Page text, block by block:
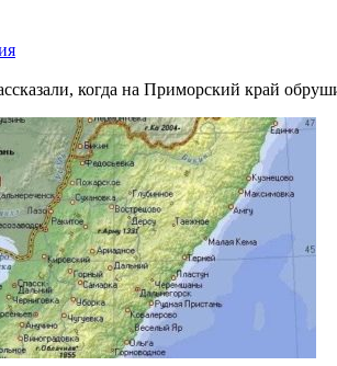
когда на Приморский край